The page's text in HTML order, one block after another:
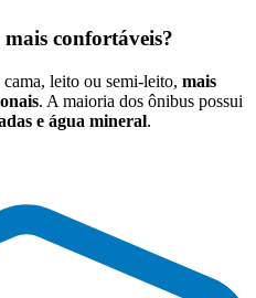
confortáveis?
leito ou semi-leito, mais
. A maioria dos ônibus possui
e água mineral.